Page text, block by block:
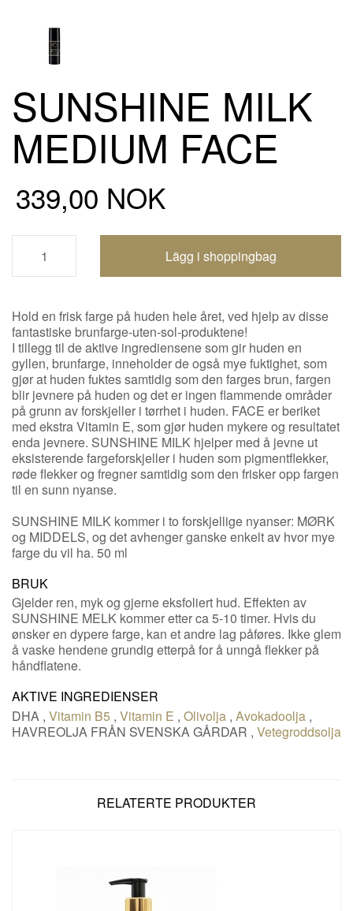
SUNSHINE MILK
MEDIUM FACE
339,00 NOK
Handlevogn oppdatert
Hold en frisk farge på huden hele året, ved hjelp av disse
fantastiske brunfarge-uten-sol-produktene!
I tillegg til de aktive ingrediensene som gir huden en
gyllen, brunfarge, inneholder de også mye fuktighet, som
gjør at huden fuktes samtidig som den farges brun, fargen
blir jevnere på huden og det er ingen flammende områder
på grunn av forskjeller i tørrhet i huden. FACE er beriket
med ekstra Vitamin E, som gjør huden mykere og resultatet
enda jevnere. SUNSHINE MILK hjelper med å jevne ut
eksisterende fargeforskjeller i huden som pigmentflekker,
røde flekker og fregner samtidig som den frisker opp fargen
til en sunn nyanse.
SUNSHINE MILK kommer i to forskjellige nyanser: MØRK
og MIDDELS, og det avhenger ganske enkelt av hvor mye
farge du vil ha. 50 ml
BRUK
Gjelder ren, myk og gjerne eksfoliert hud. Effekten av
SUNSHINE MELK kommer etter ca 5-10 timer. Hvis du
ønsker en dypere farge, kan et andre lag påføres. Ikke glem
å vaske hendene grundig etterpå for å unngå flekker på
håndflatene.
AKTIVE INGREDIENSER
DHA , Vitamin B5 , Vitamin E , Olivolja , Avokadoolja ,
HAVREOLJA FRÅN SVENSKA GÅRDAR , Vetegroddsolja
RELATERTE PRODUKTER